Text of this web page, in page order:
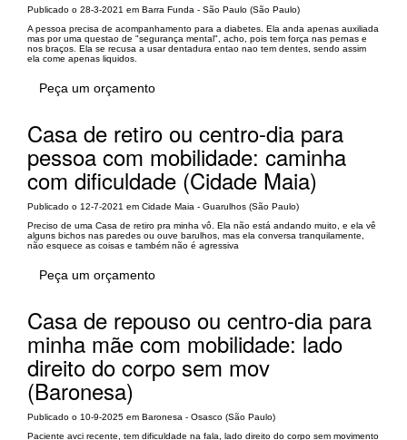
Publicado o 28-3-2021 em Barra Funda - São Paulo (São Paulo)
A pessoa precisa de acompanhamento para a diabetes. Ela anda apenas auxiliada
mas por uma questao de "segurança mental", acho, pois tem força nas pernas e
nos braços. Ela se recusa a usar dentadura entao nao tem dentes, sendo assim
ela come apenas liquidos.
Peça um orçamento
Casa de retiro ou centro-dia para
pessoa com mobilidade: caminha
com dificuldade (Cidade Maia)
Publicado o 12-7-2021 em Cidade Maia - Guarulhos (São Paulo)
Preciso de uma Casa de retiro pra minha vô. Ela não está andando muito, e ela vê
alguns bichos nas paredes ou ouve barulhos, mas ela conversa tranquilamente,
não esquece as coisas e também não é agressiva
Peça um orçamento
Casa de repouso ou centro-dia para
minha mãe com mobilidade: lado
direito do corpo sem mov
(Baronesa)
Publicado o 10-9-2025 em Baronesa - Osasco (São Paulo)
Paciente avci recente, tem dificuldade na fala, lado direito do corpo sem movimento